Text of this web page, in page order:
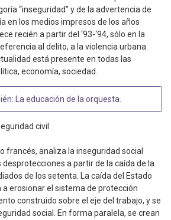
“inseguridad” y de la advertencia de
en los medios impresos de los años
recién a partir del ‘93-‘94, sólo en la
al delito, a la violencia urbana.
está presente en todas las
economía, sociedad.
La educación de la orquesta
civil
francés, analiza la inseguridad social
a partir de la caída de la
de los setenta. La caída del Estado
erosionar el sistema de protección
construido sobre el eje del trabajo, y se
social. En forma paralela, se crean